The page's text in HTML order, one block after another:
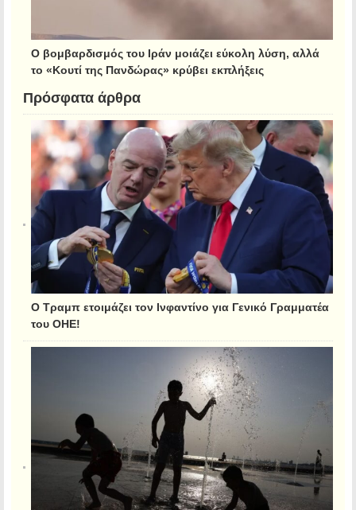
Ο βομβαρδισμός του Ιράν μοιάζει εύκολη λύση, αλλά
το «Κουτί της Πανδώρας» κρύβει εκπλήξεις
Πρόσφατα άρθρα
Ο Τραμπ ετοιμάζει τον Ινφαντίνο για Γενικό Γραμματέα
του ΟΗΕ!